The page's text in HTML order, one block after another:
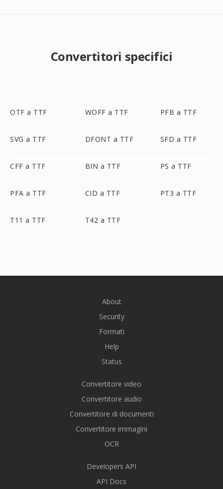
Convertitori specifici
OTF a TTF WOFF a TTF PFB a TTF
SVG a TTF DFONT a TTF SFD a TTF
CFF a TTF BIN a TTF PS a TTF
PFA a TTF CID a TTF PT3 a TTF
T11 a TTF T42 a TTF
About
Security
Formati
Help
Status
Convertitore video
Convertitore audio
Convertitore di documenti
Convertitore immagini
OCR
Developers API
API Docs